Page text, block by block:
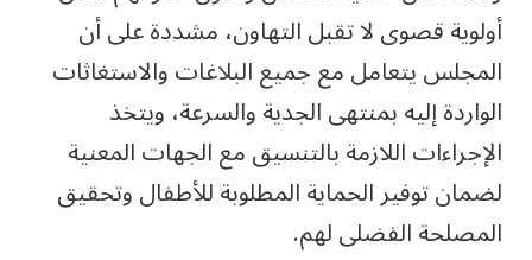
أولوية قصوى لا تقبل التهاون، مشددة على أن
المجلس يتعامل مع جميع البلاغات والاستغاثات
الواردة إليه بمنتهى الجدية والسرعة، ويتخذ
الإجراءات اللازمة بالتنسيق مع الجهات المعنية
لضمان توفير الحماية المطلوبة للأطفال وتحقيق
المصلحة الفضلى لهم.